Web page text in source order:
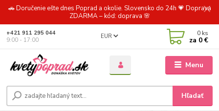
🚗 Doručenie ešte dnes Poprad a okolie. Slovensko do 24h 💗 Doprava
ZDARMA – kód: doprava 🌸
Menu
EUR
Hľadať
+421 911 295 044
9:00 - 17:00
0 ks
za 0 €